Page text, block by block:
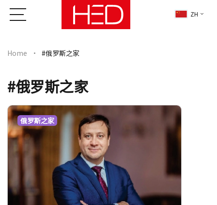
ZH
Home #俄罗斯之家
#俄罗斯之家
俄罗斯之家